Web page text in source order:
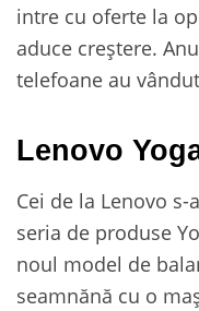
intre cu oferte la
aduce creștere.
telefoane au
Lenovo
Cei de la Lenovo
seria de produse
noul model de
seamnănă cu o